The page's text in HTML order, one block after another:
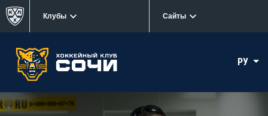
Клубы Сайты
РУ